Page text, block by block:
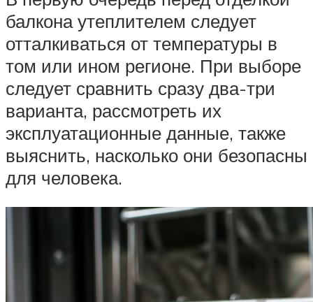
балкона утеплителем следует
отталкиваться от температуры в
том или ином регионе. При выборе
следует сравнить сразу два-три
варианта, рассмотреть их
эксплуатационные данные, также
выяснить, насколько они безопасны
для человека.